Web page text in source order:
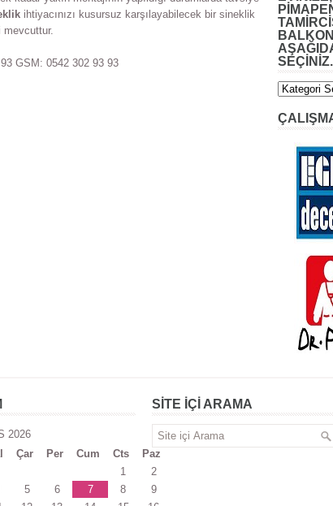
ihtiyacınızı kusursuz karşılayabilecek bir sineklik
mevcuttur.
GSM: 0542 302 93 93
SEÇINIZ.
2026
Çar Per Cum Cts
Paz
1
2
5 6 7 8
9
SİTE İÇİ ARAMA